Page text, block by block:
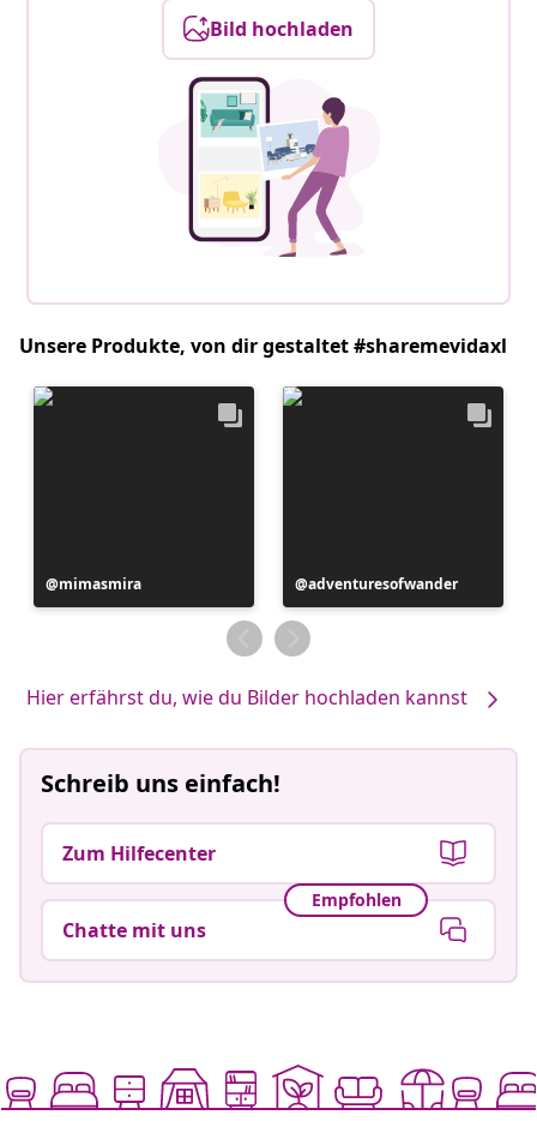
Bild hochladen
Unsere Produkte, von dir gestaltet #sharemevidaxl
Beitrag
veröffentlicht
mimasmira
Beitrag
veröffentlicht
von
adventuresofwander
Hier erfährst du, wie du Bilder hochladen kannst
Schreib uns einfach!
Zum Hilfecenter
Empfohlen
Chatte mit uns